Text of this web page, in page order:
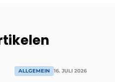
ALLGEMEIN 16. JULI 2026